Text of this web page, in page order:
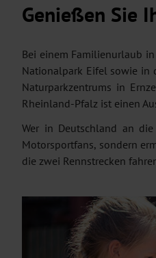
Genießen Sie
Bei einem Familienurlaub
Nationalpark Eifel sowie in
Naturparkzentrums in
Rheinland-Pfalz ist einen
Wer in Deutschland an
Motorsportfans, sondern
die zwei Rennstrecken